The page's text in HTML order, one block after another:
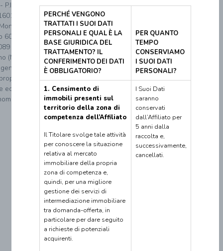
PERCHÉ VENGONO
TRATTATI I SUOI DATI
PERSONALI E QUAL È LA
BASE GIURIDICA DEL
TRATTAMENTO? IL
CONFERIMENTO DEI DATI
È OBBLIGATORIO?
PER QUANTO
TEMPO
CONSERVIAMO
I SUOI DATI
PERSONALI?
1. Censimento di
immobili presenti sul
territorio della zona di
competenza dell’Affiliato
Il Titolare svolge tale attività
per conoscere la situazione
relativa al mercato
immobiliare della propria
zona di competenza e,
quindi, per una migliore
gestione dei servizi di
intermediazione immobiliare
tra domanda-offerta, in
particolare per dare seguito
a richieste di potenziali
acquirenti.
I Suoi Dati
saranno
conservati
dall’Affiliato per
5 anni dalla
raccolta e,
successivamente,
cancellati.
A
(MI).
ed è